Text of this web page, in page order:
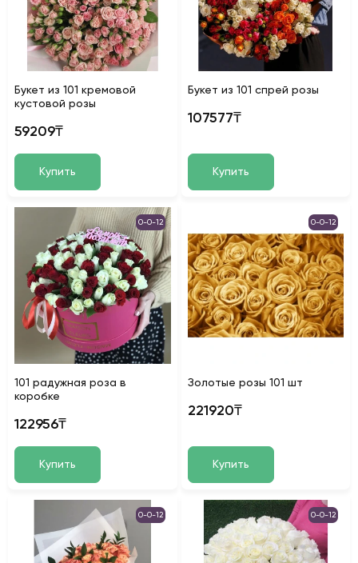
Букет из 101 кремовой
кустовой розы
59209₸
Купить
Букет из 101 спрей розы
107577₸
Купить
0-0-12
101 радужная роза в
коробке
122956₸
Купить
0-0-12
Золотые розы 101 шт
221920₸
Купить
0-0-12 0-0-12